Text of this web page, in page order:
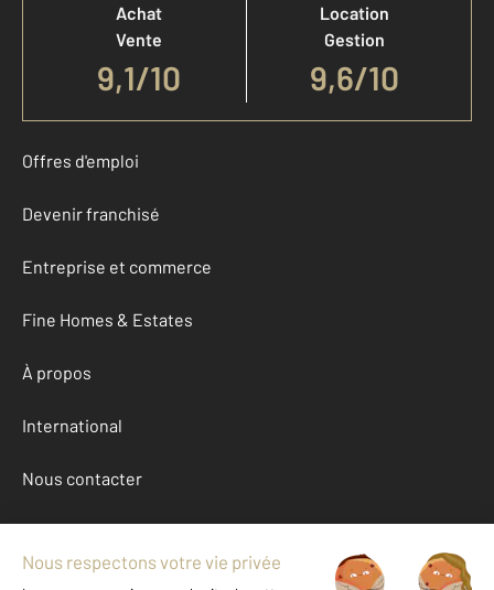
Achat
Vente
9,1/10
Location
Gestion
9,6/10
Offres d'emploi
Devenir franchisé
Entreprise et commerce
Fine Homes & Estates
À propos
International
Nous contacter
Mentions légales & CGU et Barèmes d'honoraires